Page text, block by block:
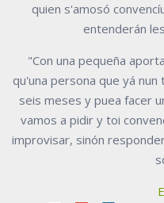
quien s'amosó
entenderán
"Con una pequeña
qu'una persona que yá
seis meses y puea facer
vamos a pidir y toi
improvisar, sinón